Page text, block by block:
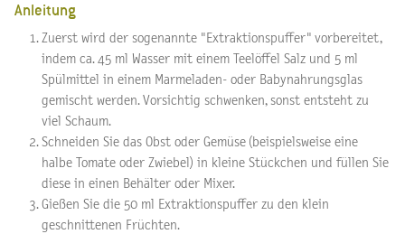
Anleitung
Zuerst wird der sogenannte "Extraktionspuffer" vorbereitet,
indem ca. 45 ml Wasser mit einem Teelöffel Salz und 5 ml
Spülmittel in einem Marmeladen- oder Babynahrungsglas
gemischt werden. Vorsichtig schwenken, sonst entsteht zu
viel Schaum.
Schneiden Sie das Obst oder Gemüse (beispielsweise eine
halbe Tomate oder Zwiebel) in kleine Stückchen und füllen Sie
diese in einen Behälter oder Mixer.
Gießen Sie die 50 ml Extraktionspuffer zu den klein
geschnittenen Früchten.